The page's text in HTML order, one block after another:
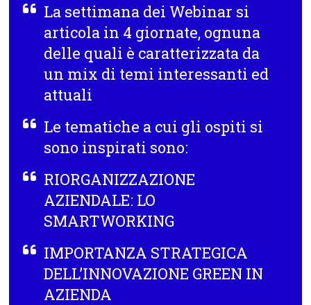
La settimana dei Webinar si
articola in 4 giornate, ognuna
delle quali è caratterizzata da
un mix di temi interessanti ed
attuali
Le tematiche a cui gli ospiti si
sono inspirati sono:
RIORGANIZZAZIONE
AZIENDALE: LO
SMARTWORKING
IMPORTANZA STRATEGICA
DELL’INNOVAZIONE GREEN IN
AZIENDA